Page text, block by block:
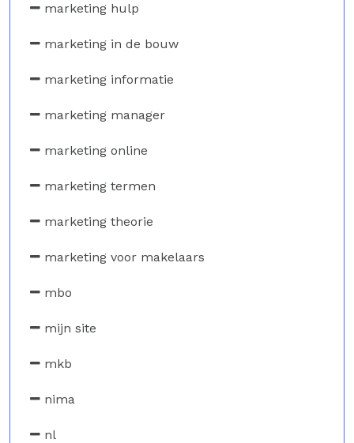
marketing hulp
marketing in de bouw
marketing informatie
marketing manager
marketing online
marketing termen
marketing theorie
marketing voor makelaars
mbo
mijn site
mkb
nima
nl